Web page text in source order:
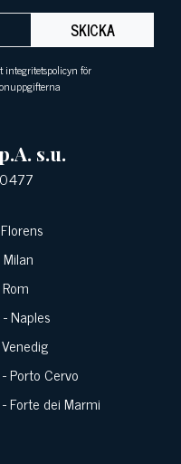
SKICKA
för
s.u.
- Naples
- Porto Cervo
- Forte dei Marmi